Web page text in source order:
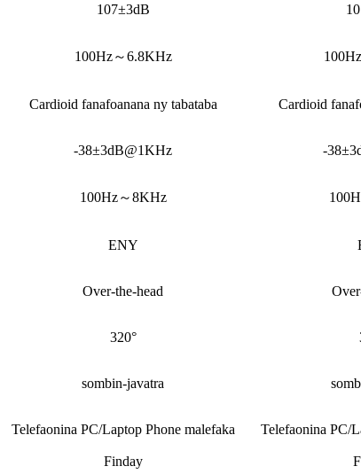
107±3dB
100Hz～6.8KHz
Cardioid fanafoanana ny tabataba Cardioid
-38±3dB@1KHz -
100Hz～8KHz
ENY
Over-the-head
320°
sombin-javatra
Telefaonina PC/Laptop Phone malefaka
Finday
Telefaonina PC/